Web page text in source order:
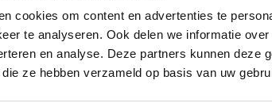
cookies om content en advertenties te
te analyseren. Ook delen we informatie
en analyse. Deze partners kunnen deze
ze hebben verzameld op basis van uw
tegen de zon en met klimplanten ook
draagt het bij aan biodiversiteit, bijvoorbeeld